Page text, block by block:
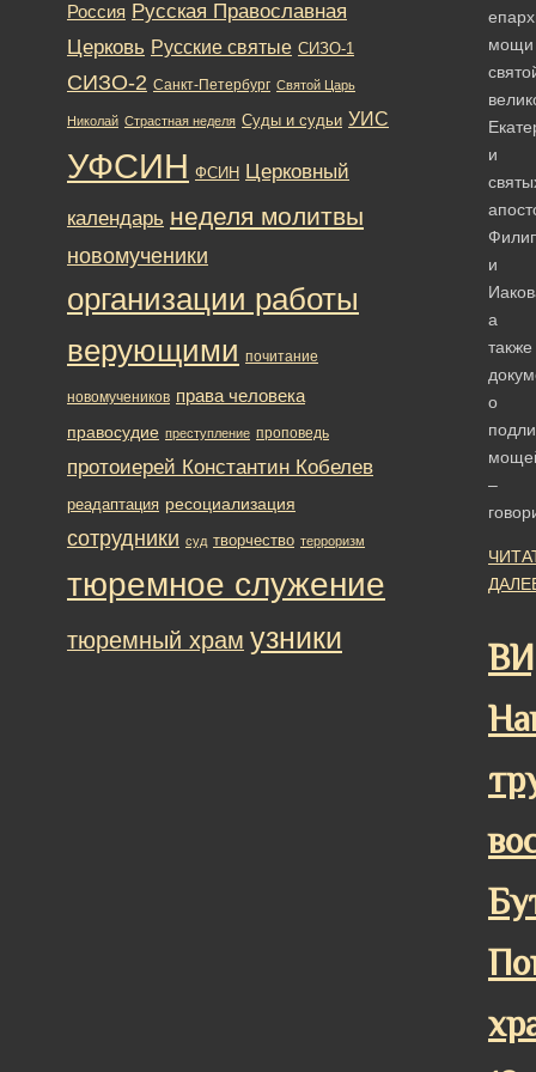
мощи
и
и
а
также
о
–
Россия Русская Православная
Церковь Русские святые СИЗО-1
СИЗО-2 Санкт-Петербург Святой Царь
Николай Страстная неделя Суды и судьи УИС
УФСИН ФСИН Церковный
календарь неделя молитвы
новомученики
организации работы
верующими почитание
новомучеников права человека
правосудие преступление проповедь
протоиерей Константин Кобелев
реадаптация ресоциализация
сотрудники суд творчество терроризм
тюремное служение
тюремный храм узники